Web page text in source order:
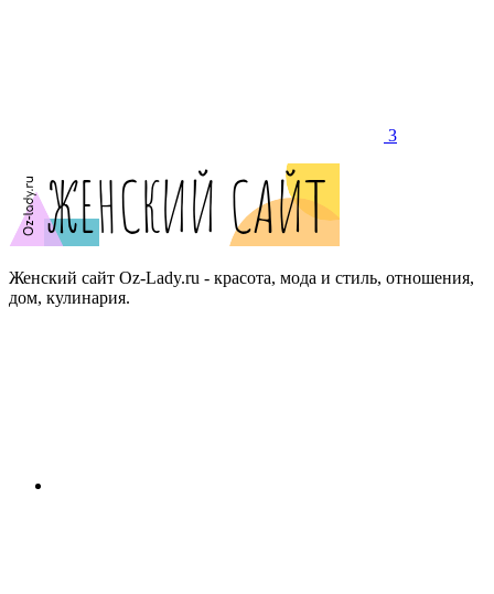
3
Женский сайт Oz-Lady.ru - красота, мода и стиль, отношения,
дом, кулинария.